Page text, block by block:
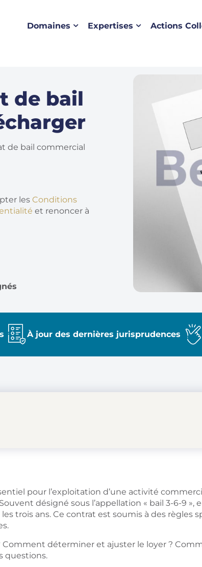
Domaines Expertises Actions
de bail
de bail commercial
lesConditions
et renoncer à
À jour des dernières jurisprudences
pour l’exploitation d’une activité
désigné sous l’appellation « bail 3-6-9 »,
trois ans. Ce contrat est soumis à des règles
Comment déterminer et ajuster le loyer ?
questions.